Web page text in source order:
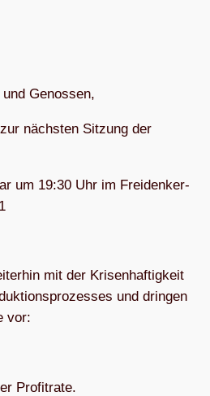
Genossen,
nächs­ten Sit­zung der
um 19:30 Uhr im Frei­den­ker­
mit der Kri­sen­haf­tig­keit
und drin­gen
vor:
Profitrate.